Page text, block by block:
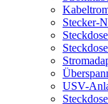
Stecker-
USV-